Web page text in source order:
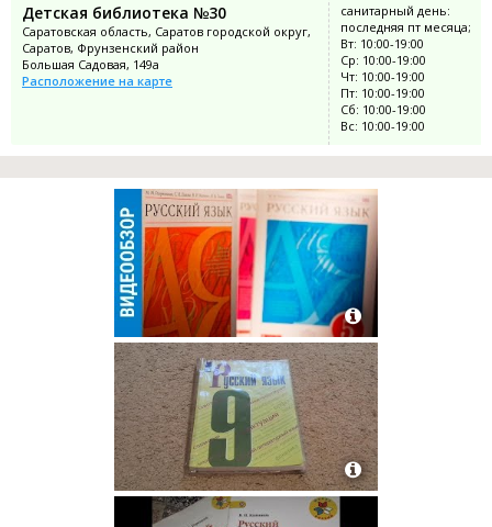
Детская библиотека №30
Саратовская область, Саратов городской округ,
Саратов, Фрунзенский район
Большая Садовая, 149а
Расположение на карте
санитарный день:
последняя пт месяца;
Вт: 10:00-19:00
Ср: 10:00-19:00
Чт: 10:00-19:00
Пт: 10:00-19:00
Сб: 10:00-19:00
Вс: 10:00-19:00